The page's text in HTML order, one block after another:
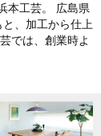
本工芸。 広島県
、加工から仕上
では、創業時よ
具づくりを目
う人を中心に考
体感ください。